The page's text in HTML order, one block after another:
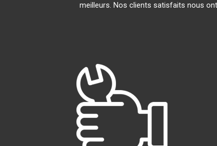
meilleurs. Nos clients satisfaits nous